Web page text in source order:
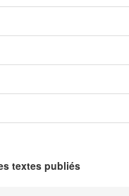
textes publiés